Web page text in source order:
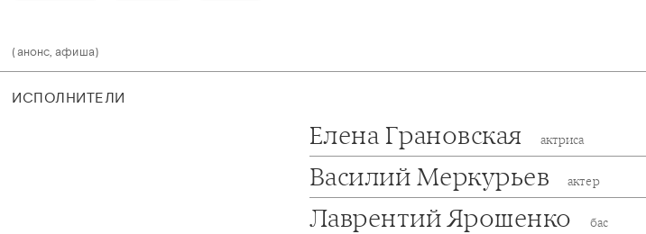
(анонс, афиша)
ИСПОЛНИТЕЛИ
Елена Грановская актриса
Василий Меркурьев актер
Лаврентий Ярошенко бас